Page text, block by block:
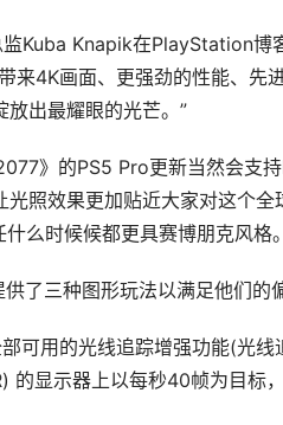
Kuba Knapik在PlayStation博
来4K画面、更强劲的性能、先
出最耀眼的光芒。”
》的PS5 Pro更新当然会支
照效果更加贴近大家对这个
么时候候都更具赛博朋克风格。
了三种图形玩法以满足他们的
可用的光线追踪增强功能(光
的显示器上以每秒40帧为目标